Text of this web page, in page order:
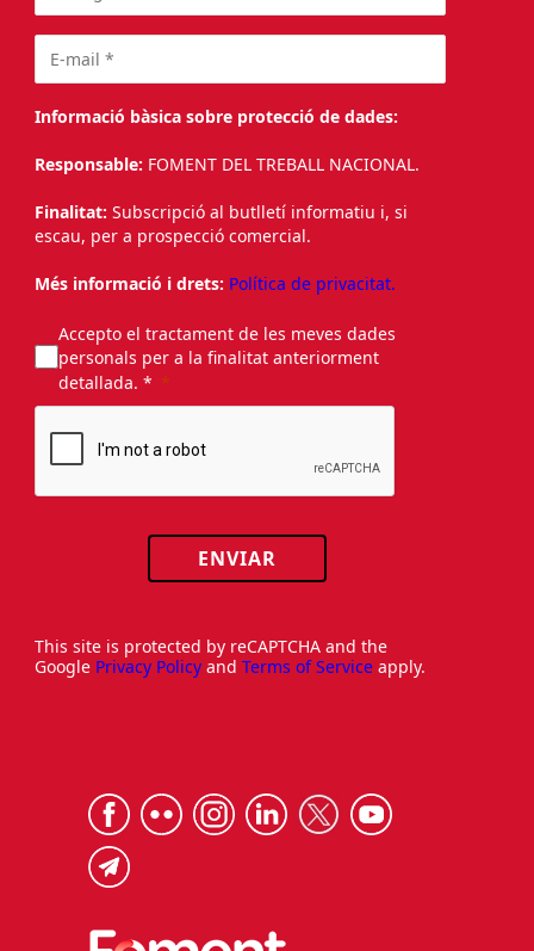
Informació bàsica sobre protecció de dades:
Responsable: FOMENT DEL TREBALL NACIONAL.
Finalitat: Subscripció al butlletí informatiu i, si
escau, per a prospecció comercial.
Més informació i drets: Política de privacitat.
Accepto el tractament de les meves dades
personals per a la finalitat anteriorment
detallada. *
ENVIAR
This site is protected by reCAPTCHA and the
Google Privacy Policy and Terms of Service apply.